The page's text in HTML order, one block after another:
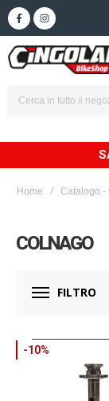
Home Catalogo -
COLNAGO
FILTRO
-10%